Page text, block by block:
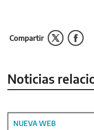
Compartir
Noticias
NUEVA WEB